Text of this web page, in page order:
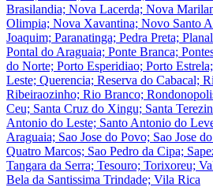
Brasilandia; Nova Lacerda; Nova
Olimpia; Nova Xavantina; Novo Santo
Joaquim; Paranatinga; Pedra Preta;
Pontal do Araguaia; Ponte Branca;
do Norte; Porto Esperidiao; Porto
Leste; Querencia; Reserva do Cabacal;
Ribeiraozinho; Rio Branco;
Ceu; Santa Cruz do Xingu; Santa
Antonio do Leste; Santo Antonio do
Araguaia; Sao Jose do Povo; Sao Jose
Quatro Marcos; Sao Pedro da Cipa;
Tangara da Serra; Tesouro; Torixoreu;
Bela da Santissima Trindade; Vila Rica